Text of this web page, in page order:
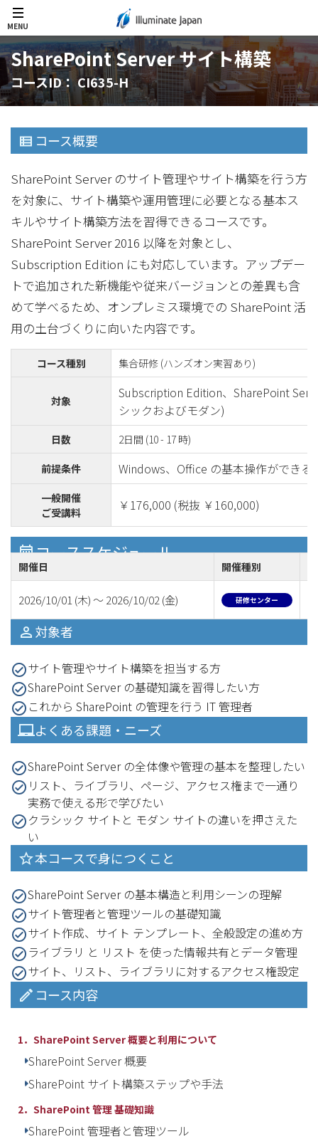
MENU
SharePoint Server サイト構築
コースID： CI635-H
コース概要
SharePoint Server のサイト管理やサイト構築を行う方
を対象に、サイト構築や運用管理に必要となる基本ス
キルやサイト構築方法を習得できるコースです。
SharePoint Server 2016 以降を対象とし、
Subscription Edition にも対応しています。アップデー
トで追加された新機能や従来バージョンとの差異も含
めて学べるため、オンプレミス環境での SharePoint 活
用の土台づくりに向いた内容です。
コース種別 集合研修 (ハンズオン実習あり)
対象
Subscription Edition、SharePoint
シックおよびモダン)
日数 2日間 (10 - 17 時)
前提条件 Windows、Office の基本操作ができる
一般開催
ご受講料
￥176,000 (税抜 ￥160,000)
コーススケジュール
開催日 開催種別
2026/10/01 (木) ～ 2026/10/02 (金) 研修センター
対象者
サイト管理やサイト構築を担当する方
SharePoint Server の基礎知識を習得したい方
これから SharePoint の管理を行う IT 管理者
よくある課題・ニーズ
SharePoint Server の全体像や管理の基本を整理したい
リスト、ライブラリ、ページ、アクセス権まで一通り
実務で使える形で学びたい
クラシック サイトと モダン サイトの違いを押さえた
い
本コースで身につくこと
SharePoint Server の基本構造と利用シーンの理解
サイト管理者と管理ツールの基礎知識
サイト作成、サイト テンプレート、全般設定の進め方
ライブラリ と リスト を使った情報共有とデータ管理
サイト、リスト、ライブラリに対するアクセス権設定
コース内容
1．SharePoint Server 概要と利用について
SharePoint Server 概要
SharePoint サイト構築ステップや手法
2．SharePoint 管理 基礎知識​
SharePoint 管理者と管理ツール